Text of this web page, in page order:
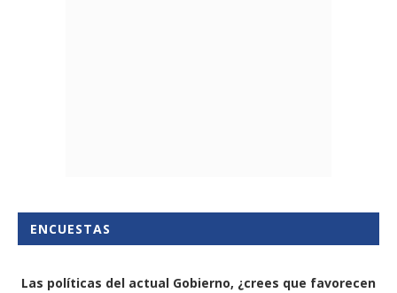
ENCUESTAS
Las políticas del actual Gobierno, ¿crees que favorecen